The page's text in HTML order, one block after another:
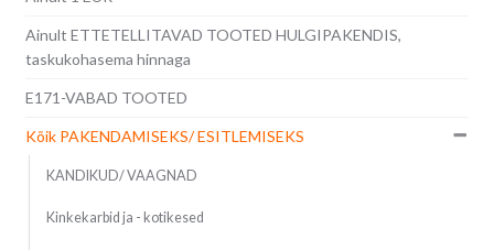
Ainult ETTETELLITAVAD TOOTED HULGIPAKENDIS,
taskukohasema hinnaga
E171-VABAD TOOTED
Kõik PAKENDAMISEKS/ ESITLEMISEKS
KANDIKUD/ VAAGNAD
Kinkekarbid ja - kotikesed